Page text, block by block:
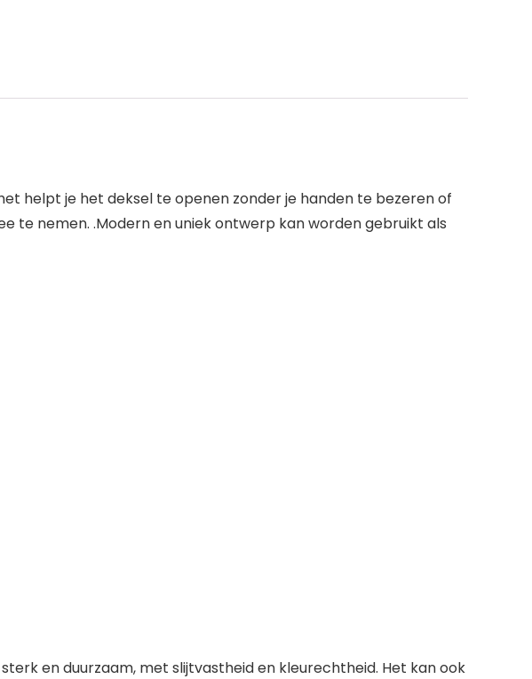
helpt je het deksel te openen zonder je handen te bezeren of
te nemen. .Modern en uniek ontwerp kan worden gebruikt als
en duurzaam, met slijtvastheid en kleurechtheid. Het kan ook